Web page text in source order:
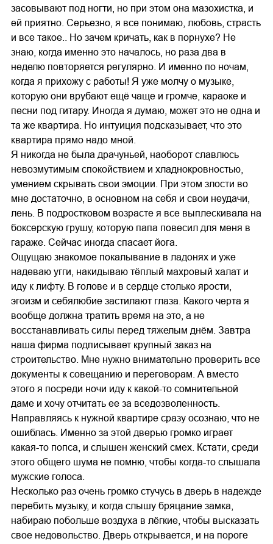
засовывают под ногти, но при этом она мазохистка, и
ей приятно. Серьезно, я все понимаю, любовь, страсть
и все такое.. Но зачем кричать, как в порнухе? Не
знаю, когда именно это началось, но раза два в
неделю повторяется регулярно. И именно по ночам,
когда я прихожу с работы! Я уже молчу о музыке,
которую они врубают ещё чаще и громче, караоке и
песни под гитару. Иногда я думаю, может это не одна и
та же квартира. Но интуиция подсказывает, что это
квартира прямо надо мной.
Я никогда не была драчуньей, наоборот славлюсь
невозмутимым спокойствием и хладнокровностью,
умением скрывать свои эмоции. При этом злости во
мне достаточно, в основном на себя и свои неудачи,
лень. В подростковом возрасте я все выплескивала на
боксерскую грушу, которую папа повесил для меня в
гараже. Сейчас иногда спасает йога.
Ощущаю знакомое покалывание в ладонях и уже
надеваю угги, накидываю тёплый махровый халат и
иду к лифту. В голове и в сердце столько ярости,
эгоизм и себялюбие застилают глаза. Какого черта я
вообще должна тратить время на это, а не
восстанавливать силы перед тяжелым днём. Завтра
наша фирма подписывает крупный заказ на
строительство. Мне нужно внимательно проверить все
документы к совещанию и переговорам. А вместо
этого я посреди ночи иду к какой-то сомнительной
даме и хочу отчитать ее за вседозволенность.
Направляясь к нужной квартире сразу осознаю, что не
ошиблась. Именно за этой дверью громко играет
какая-то попса, и слышен женский смех. Кстати, среди
этого общего шума не помню, чтобы когда-то слышала
мужские голоса.
Несколько раз очень громко стучусь в дверь в надежде
перебить музыку, и когда слышу бряцание замка,
набираю побольше воздуха в лёгкие, чтобы высказать
свое недовольство. Дверь открывается, и на пороге